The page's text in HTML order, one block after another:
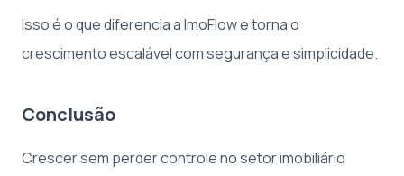
Isso é o que diferencia a ImoFlow e torna o
crescimento escalável com segurança e simplicidade.
Conclusão
Crescer sem perder controle no setor imobiliário